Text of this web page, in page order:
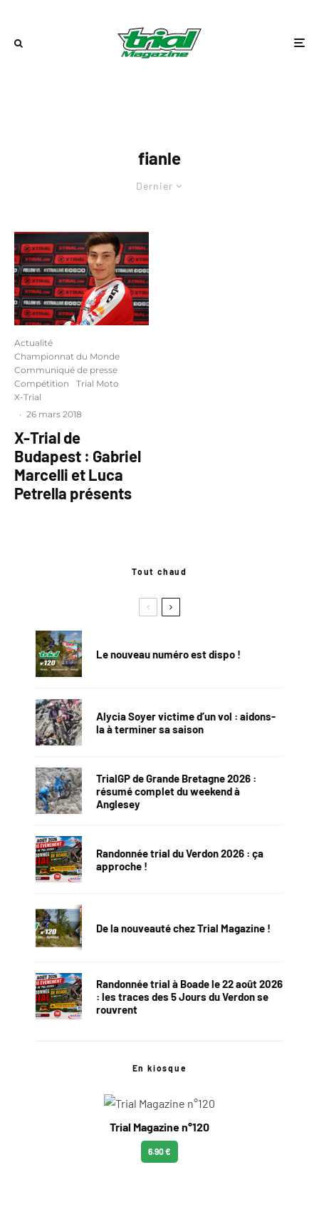
fianle
Dernier
Actualité
Championnat du Monde
Communiqué de presse
Compétition
Trial Moto
X-Trial
· 26 mars 2018
X-Trial de
Budapest : Gabriel
Marcelli et Luca
Petrella présents
Tout chaud
Le nouveau numéro est dispo !
Alycia Soyer victime d’un vol : aidons-
la à terminer sa saison
TrialGP de Grande Bretagne 2026 :
résumé complet du weekend à
Anglesey
Randonnée trial du Verdon 2026 : ça
approche !
De la nouveauté chez Trial Magazine !
Randonnée trial à Boade le 22 août 2026
: les traces des 5 Jours du Verdon se
rouvrent
En kiosque
Trial Magazine n°120
6.90 €